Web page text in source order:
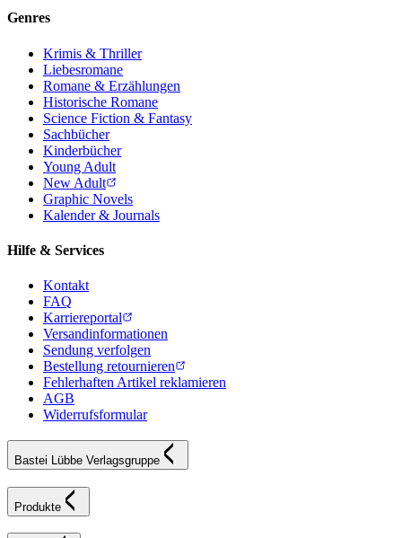
Genres
Krimis & Thriller
Liebesromane
Romane & Erzählungen
Historische Romane
Science Fiction & Fantasy
Sachbücher
Kinderbücher
Young Adult
New Adult
Graphic Novels
Kalender & Journals
Hilfe & Services
Kontakt
FAQ
Karriereportal
Versandinformationen
Sendung verfolgen
Bestellung retournieren
Fehlerhaften Artikel reklamieren
AGB
Widerrufsformular
Bastei Lübbe Verlagsgruppe
Produkte